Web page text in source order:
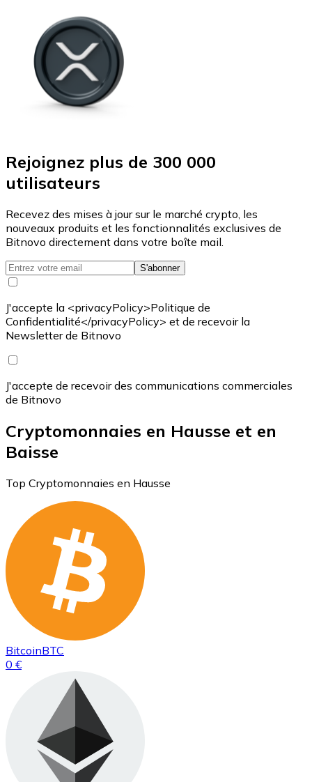
Rejoignez plus de 300 000
utilisateurs
Recevez des mises à jour sur le marché crypto, les
nouveaux produits et les fonctionnalités exclusives de
Bitnovo directement dans votre boîte mail.
S'abonner
J'accepte la <privacyPolicy>Politique de
Confidentialité</privacyPolicy> et de recevoir la
Newsletter de Bitnovo
J'accepte de recevoir des communications commerciales
de Bitnovo
Cryptomonnaies en Hausse et en
Baisse
Top Cryptomonnaies en Hausse
BitcoinBTC
0 €